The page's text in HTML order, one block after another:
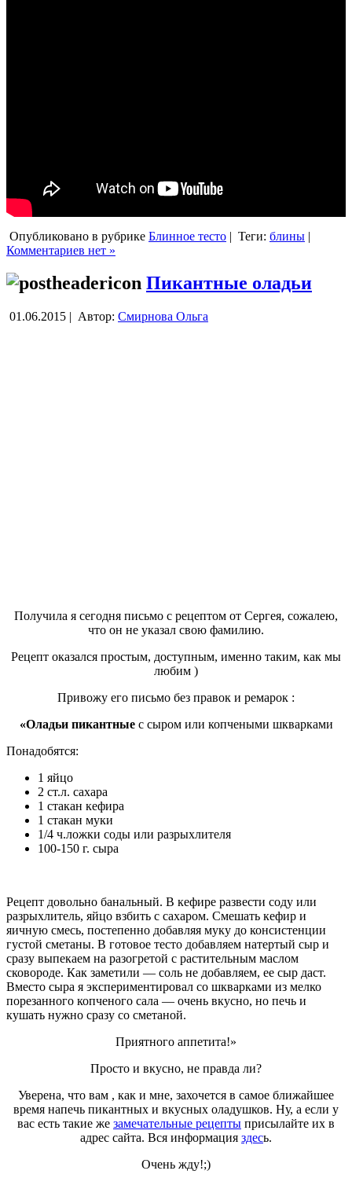
Опубликовано в рубрике Блинное тесто | Теги: блины |
Комментариев нет »
Пикантные оладьи
01.06.2015 | Автор: Смирнова Ольга
Получила я сегодня письмо с рецептом от Сергея, сожалею,
что он не указал свою фамилию.
Рецепт оказался простым, доступным, именно таким, как мы
любим )
Привожу его письмо без правок и ремарок :
«Оладьи пикантныес сыром или копчеными шкварками
Понадобятся:
1 яйцо
2 ст.л. сахара
1 стакан кефира
1 стакан муки
1/4 ч.ложки соды или разрыхлителя
100-150 г. сыра
Рецепт довольно банальный. В кефире развести соду или
разрыхлитель, яйцо взбить с сахаром. Смешать кефир и
яичную смесь, постепенно добавляя муку до консистенции
густой сметаны. В готовое тесто добавляем натертый сыр и
сразу выпекаем на разогретой с растительным маслом
сковороде. Как заметили — соль не добавляем, ее сыр даст.
Вместо сыра я экспериментировал со шкварками из мелко
порезанного копченого сала — очень вкусно, но печь и
кушать нужно сразу со сметаной.
Приятного аппетита!»
Просто и вкусно, не правда ли?
Уверена, что вам , как и мне, захочется в самое ближайшее
время напечь пикантных и вкусных оладушков. Ну, а если у
вас есть такие же замечательные рецепты присылайте их в
адрес сайта. Вся информация здесь.
Очень жду!;)